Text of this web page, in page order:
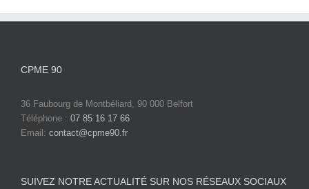
CPME 90
36 Faubourg de Montbéliard, 90 000 Belfort
Téléphone : 07 85 16 17 66
Email: contact@cpme90.fr
SUIVEZ NOTRE ACTUALITÉ SUR NOS RÉSEAUX SOCIAUX